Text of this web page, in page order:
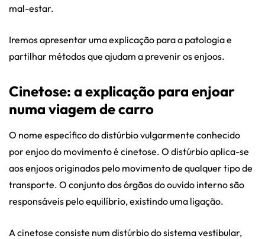
mal-estar.
Iremos apresentar uma explicação para a patologia e
partilhar métodos que ajudam a prevenir os enjoos.
Cinetose: a explicação para enjoar
numa viagem de carro
O nome específico do distúrbio vulgarmente conhecido
por enjoo do movimento é cinetose. O distúrbio aplica-se
aos enjoos originados pelo movimento de qualquer tipo de
transporte. O conjunto dos órgãos do ouvido interno são
responsáveis pelo equilíbrio, existindo uma ligação.
A cinetose consiste num distúrbio do sistema vestibular,